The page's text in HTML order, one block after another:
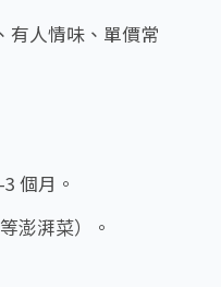
有人情味、單價常
個月。
澎湃菜）。